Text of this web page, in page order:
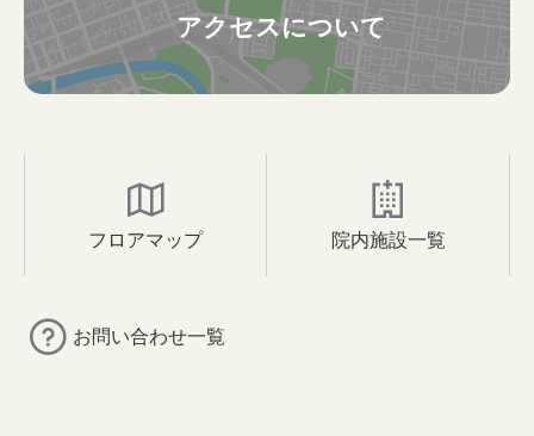
アクセスについて
フロアマップ 院内施設一覧
お問い合わせ一覧